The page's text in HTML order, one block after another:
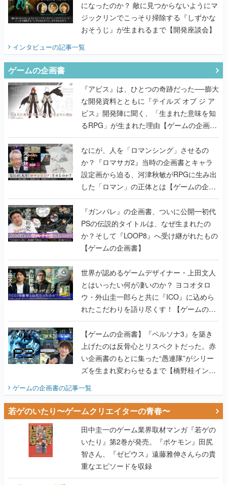
になったのか？ 敵に見つからないようにマ
ジックリンでこっそり掃除する『しずかな
おそうじ』が生まれるまで【開発座談会】
インタビューの記事一覧
ゲームの企画書
『アビス』は、ひとつの奇跡だった──膨大
な開発資料とともに『テイルズ オブ ジ ア
ビス』開発陣に聞く、「生まれた意味を知
るRPG」が生まれた理由【ゲームの企画
書】
なにが、人を「ロマンシング」させるの
か？『ロマサガ2』当時の企画書とキャラ
設定画から迫る、河津秋敏がRPGに生み出
した「ロマン」の正体とは【ゲームの企画
書】
『ガンパレ』の企画書、ついに公開━初代
PSの伝説的タイトルは、なぜ生まれたの
か？そして『LOOP8』へ受け継がれたもの
【ゲームの企画書】
世界が認めるゲームデザイナー・上田文人
とはいったい何が凄いのか？ ヨコオタロ
ウ・外山圭一郎らと共に『ICO』に込めら
れたこだわりを語り尽くす！【ゲームの企
画書】
【ゲームの企画書】『ペルソナ3』を築き
上げたのは反骨心とリスペクトだった。赤
い企画書のもとに集った“愚連隊”がシリー
ズを生まれ変わらせるまで【橋野桂インタ
ビュー】
ゲームの企画書の記事一覧
若ゲのいたり〜ゲームクリエイターの青春〜
田中圭一のゲーム業界取材マンガ『若ゲの
いたり』第2巻が発売。『ポケモン』田尻
智さん、『ゼビウス』遠藤雅伸さんらの貴
重なエピソードを収録